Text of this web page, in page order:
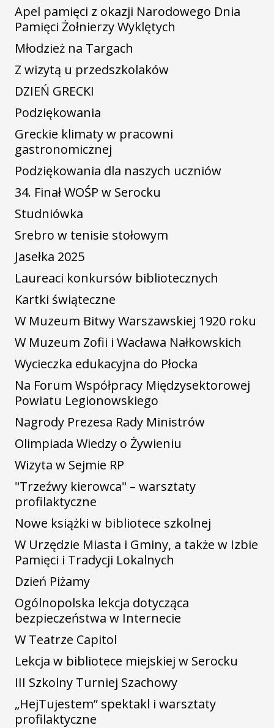
Apel pamięci z okazji Narodowego Dnia
Pamięci Żołnierzy Wyklętych
Młodzież na Targach
Z wizytą u przedszkolaków
DZIEŃ GRECKI
Podziękowania
Greckie klimaty w pracowni
gastronomicznej
Podziękowania dla naszych uczniów
34. Finał WOŚP w Serocku
Studniówka
Srebro w tenisie stołowym
Jasełka 2025
Laureaci konkursów bibliotecznych
Kartki świąteczne
W Muzeum Bitwy Warszawskiej 1920 roku
W Muzeum Zofii i Wacława Nałkowskich
Wycieczka edukacyjna do Płocka
Na Forum Współpracy Międzysektorowej
Powiatu Legionowskiego
Nagrody Prezesa Rady Ministrów
Olimpiada Wiedzy o Żywieniu
Wizyta w Sejmie RP
"Trzeźwy kierowca" – warsztaty
profilaktyczne
Nowe książki w bibliotece szkolnej
W Urzędzie Miasta i Gminy, a także w Izbie
Pamięci i Tradycji Lokalnych
Dzień Piżamy
Ogólnopolska lekcja dotycząca
bezpieczeństwa w Internecie
W Teatrze Capitol
Lekcja w bibliotece miejskiej w Serocku
III Szkolny Turniej Szachowy
„HejTujestem” spektakl i warsztaty
profilaktyczne